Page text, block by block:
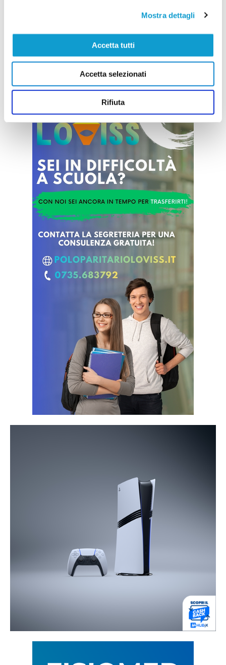
Mostra dettagli
Accetta tutti
Accetta selezionati
Rifiuta
Si è concluso venerdì 25 aprile il “1° Torneo città
Under 15, che ha visto la partecipazione di otto
società dislocate nella regione. È stata una bella
Vai all'edizione provinciale